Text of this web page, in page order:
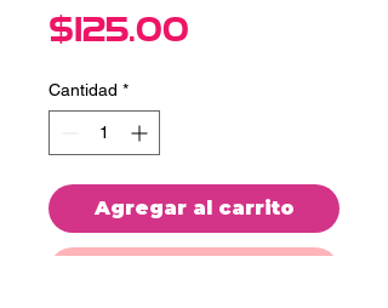
$125.00
Cantidad *
Agregar al carrito